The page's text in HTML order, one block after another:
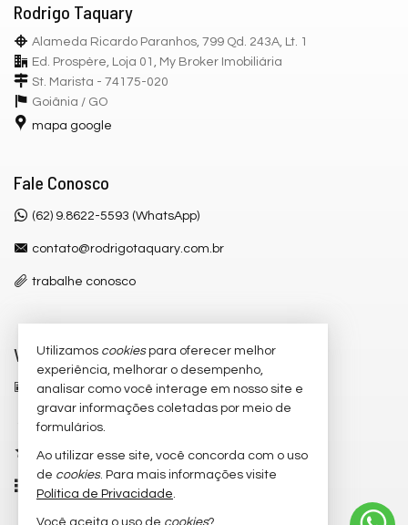
Rodrigo Taquary
Alameda Ricardo Paranhos, 799 Qd. 243A, Lt. 1
Ed. Prospère, Loja 01, My Broker Imobiliária
St. Marista - 74175-020
Goiânia / GO
mapa google
Fale Conosco
(62) 9.8622-5593 (WhatsApp)
contato@rodrigotaquary.com.br
trabalhe conosco
Veja Mais
receba nosso newsletter
cadastre seu imóvel
imóveis favoritos
mapa de imóveis
Utilizamos cookiespara oferecer melhor
experiência, melhorar o desempenho,
analisar como você interage em nosso site e
gravar informações coletadas por meio de
formulários.
Ao utilizar esse site, você concorda com o uso
de cookies. Para mais informações visite
Política de Privacidade.
Você aceita o uso de cookies?